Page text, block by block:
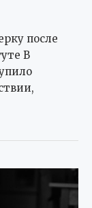
после
В